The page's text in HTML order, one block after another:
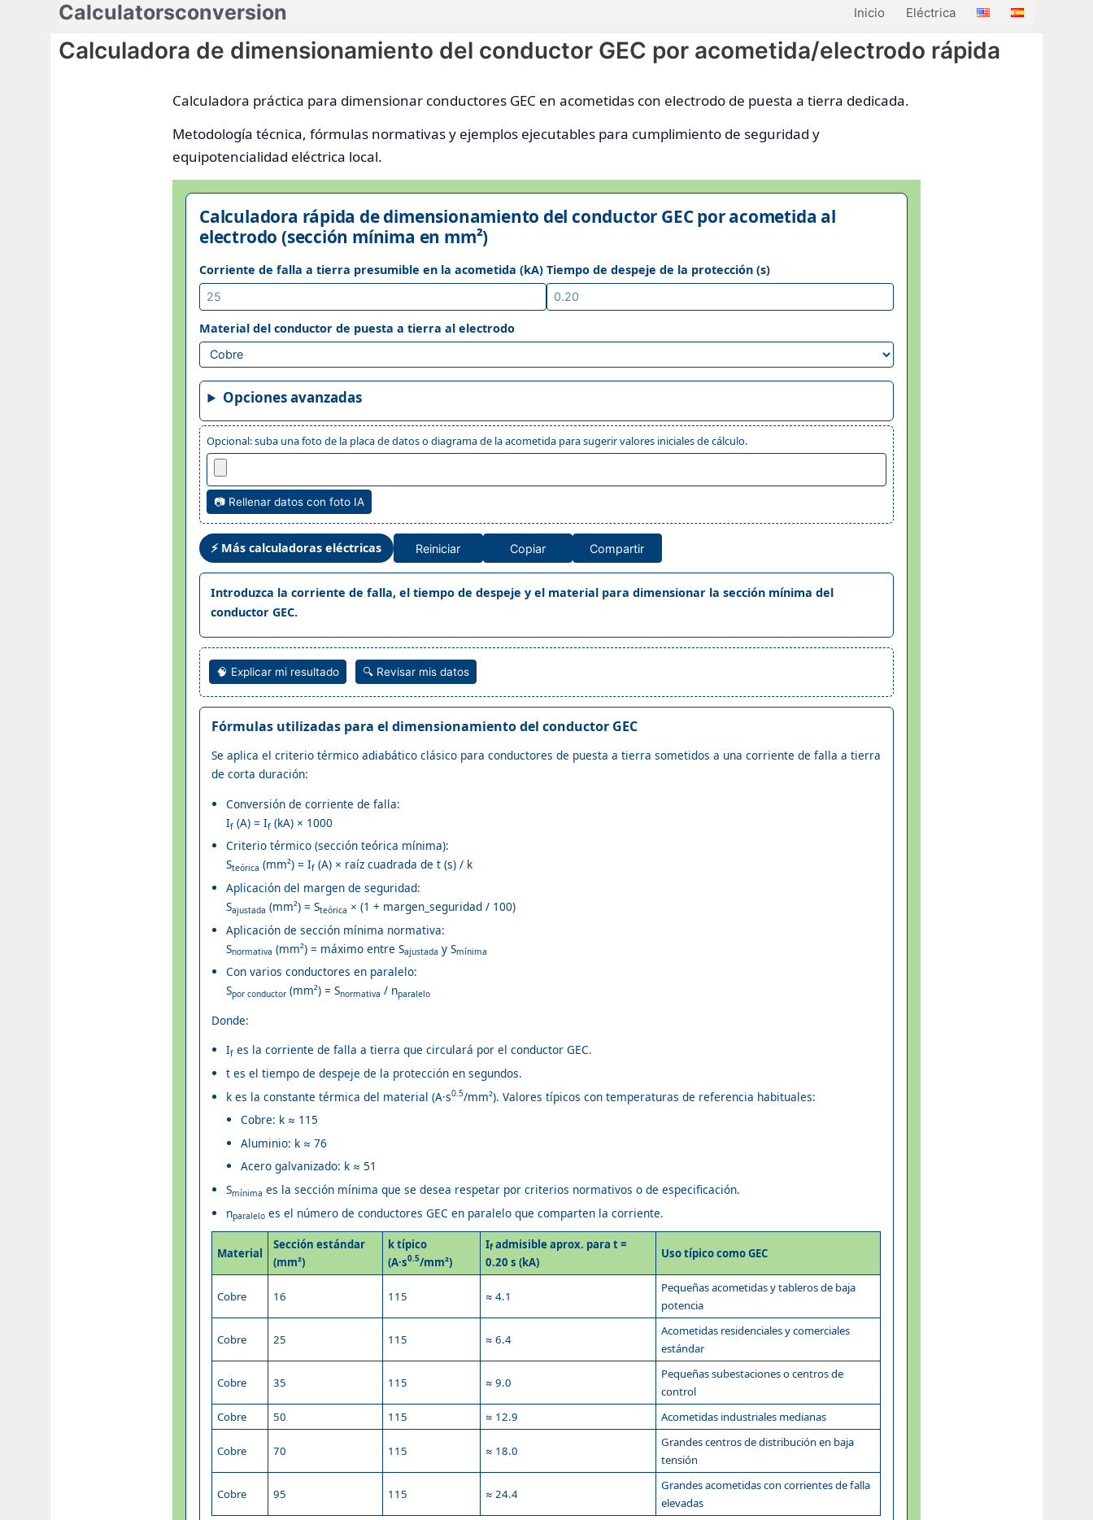
contenido
Calculatorsconversion Inicio Eléctrica
Calculadora de dimensionamiento del conductor GEC por acometida/electrodo rápida
Calculadora práctica para dimensionar conductores GEC en acometidas con electrodo de puesta a tierra dedicada.
Metodología técnica, fórmulas normativas y ejemplos ejecutables para cumplimiento de seguridad y
equipotencialidad eléctrica local.
Calculadora rápida de dimensionamiento del conductor GEC por acometida al
electrodo (sección mínima en mm²)
Corriente de falla a tierra presumible en la acometida (kA) Tiempo de despeje de la protección (s)
Material del conductor de puesta a tierra al electrodo
Opciones avanzadas
Opcional: suba una foto de la placa de datos o diagrama de la acometida para sugerir valores iniciales de cálculo.
📷 Rellenar datos con foto IA
⚡ Más calculadoras eléctricas Reiniciar Copiar Compartir
Introduzca la corriente de falla, el tiempo de despeje y el material para dimensionar la sección mínima del
conductor GEC.
🧠 Explicar mi resultado 🔍 Revisar mis datos
Fórmulas utilizadas para el dimensionamiento del conductor GEC
Se aplica el criterio térmico adiabático clásico para conductores de puesta a tierra sometidos a una corriente de falla a tierra
de corta duración:
Conversión de corriente de falla:
If(A) = If(kA) × 1000
Criterio térmico (sección teórica mínima):
Steórica (mm²) = If(A) × raíz cuadrada de t (s) / k
Aplicación del margen de seguridad:
Sajustada (mm²) = Steórica × (1 + margen_seguridad / 100)
Aplicación de sección mínima normativa:
Snormativa (mm²) = máximo entre Sajustada y Smínima
Con varios conductores en paralelo:
Spor conductor(mm²) = Snormativa / nparalelo
Donde:
Ifes la corriente de falla a tierra que circulará por el conductor GEC.
t es el tiempo de despeje de la protección en segundos.
k es la constante térmica del material (A·s0.5/mm²). Valores típicos con temperaturas de referencia habituales:
Cobre: k ≈ 115
Aluminio: k ≈ 76
Acero galvanizado: k ≈ 51
Smínima es la sección mínima que se desea respetar por criterios normativos o de especificación.
nparaleloes el número de conductores GEC en paralelo que comparten la corriente.
Material
Sección estándar
(mm²)
k típico
(A·s0.5/mm²)
Ifadmisible aprox. para t =
0.20 s (kA)
Uso típico como GEC
Cobre 16 115 ≈ 4.1
Pequeñas acometidas y tableros de baja
potencia
Cobre 25 115 ≈ 6.4
Acometidas residenciales y comerciales
estándar
Cobre 35 115 ≈ 9.0
Pequeñas subestaciones o centros de
control
Cobre
50 115 ≈ 12.9 Acometidas industriales medianas
Cobre 70 115 ≈ 18.0
Grandes centros de distribución en baja
tensión
Cobre 95 115 ≈ 24.4
Grandes acometidas con corrientes de falla
elevadas